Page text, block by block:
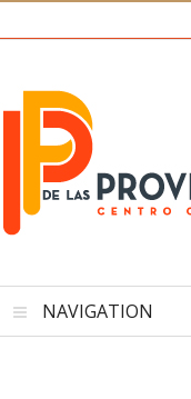
NAVIGATION